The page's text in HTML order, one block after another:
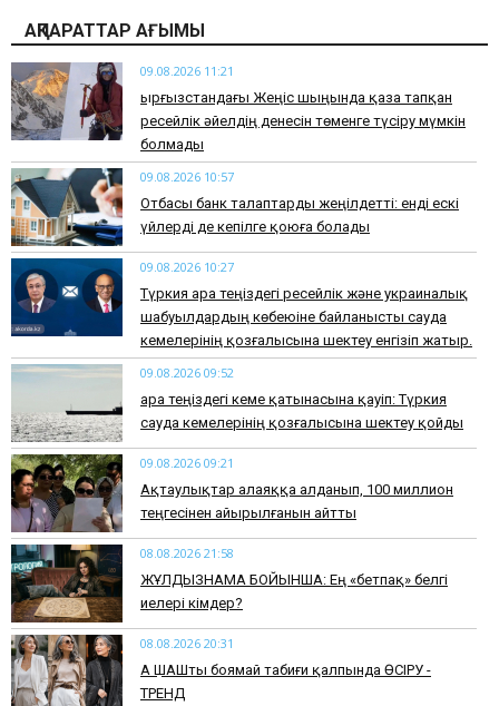
АҚПАРАТТАР АҒЫМЫ
09.08.2026 11:21
Қырғызстандағы Жеңіс шыңында қаза тапқан
ресейлік әйелдің денесін төменге түсіру мүмкін
болмады
09.08.2026 10:57
Отбасы банк талаптарды жеңілдетті: енді ескі
үйлерді де кепілге қоюға болады
09.08.2026 10:27
Түркия Қара теңіздегі ресейлік және украиналық
шабуылдардың көбеюіне байланысты сауда
кемелерінің қозғалысына шектеу енгізіп жатыр.
09.08.2026 09:52
Қара теңіздегі кеме қатынасына қауіп: Түркия
сауда кемелерінің қозғалысына шектеу қойды
09.08.2026 09:21
Ақтаулықтар алаяққа алданып, 100 миллион
теңгесінен айырылғанын айтты
08.08.2026 21:58
ЖҰЛДЫЗНАМА БОЙЫНША: Ең «бетпақ» белгі
иелері кімдер?
08.08.2026 20:31
АҚ ШАШты боямай табиғи қалпында ӨСІРУ -
ТРЕНД